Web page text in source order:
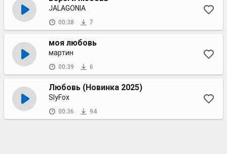
JALAGONIA
00:38 7
моя любовь
мартин
00:39 6
Любовь (Новинка 2025)
SlyFox
00:36 94